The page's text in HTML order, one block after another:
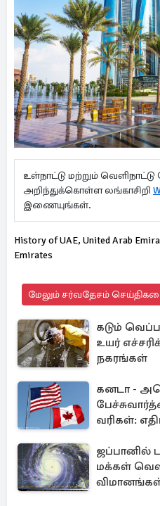
உள்நாட்டு மற்றும்
அறிந்துக்கொள்ள லங்காசிறி
இணையுங்கள்.
History of UAE, United Arab
Emirates
மேலும் சர்வதேசம்
கடும்
உயர்
நகரங்கள்
கனடா -
வரிகள்:
ஜப்பானில்
மக்கள்
விமானங்கள்